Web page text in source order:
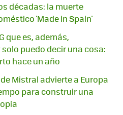
décadas: la muerte
'Made in Spain'
que es, además,
puedo decir una cosa:
hace un año
Mistral advierte a Europa
para construir una